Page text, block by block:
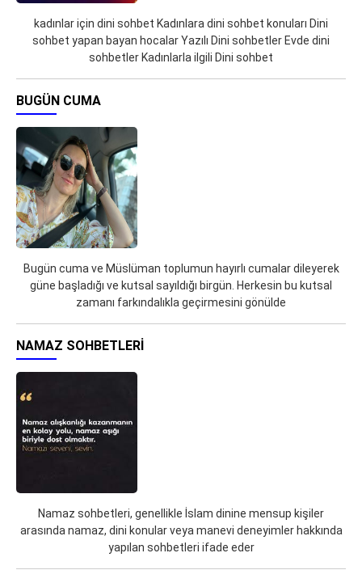
kadınlar için dini sohbet Kadınlara dini sohbet konuları Dini
sohbet yapan bayan hocalar Yazılı Dini sohbetler Evde dini
sohbetler Kadınlarla ilgili Dini sohbet
BUGÜN CUMA
Bugün cuma ve Müslüman toplumun hayırlı cumalar dileyerek
güne başladığı ve kutsal sayıldığı birgün. Herkesin bu kutsal
zamanı farkındalıkla geçirmesini gönülde
NAMAZ SOHBETLERI
Namaz sohbetleri, genellikle İslam dinine mensup kişiler
arasında namaz, dini konular veya manevi deneyimler hakkında
yapılan sohbetleri ifade eder